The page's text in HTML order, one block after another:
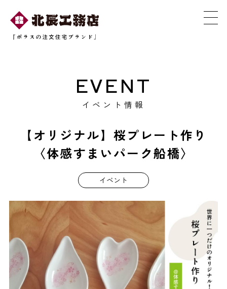
EVENT
イベント情報
【オリジナル】桜プレート作り
〈体感すまいパーク船橋〉
イベント